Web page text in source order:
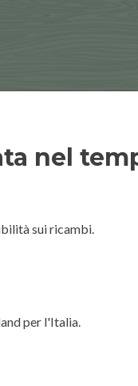
nel
sui ricambi.
per l'Italia.